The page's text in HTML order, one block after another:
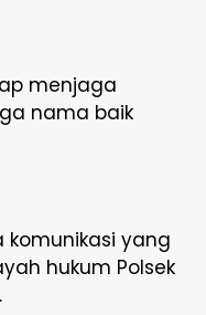
menjaga
nama baik
yang
hukum Polsek